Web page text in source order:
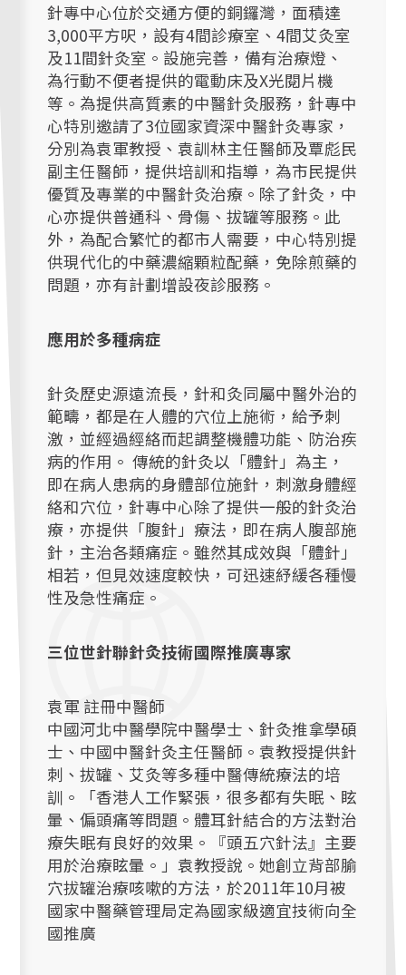
針專中心位於交通方便的銅鑼灣，面積達
3,000平方呎，設有4間診療室、4間艾灸室
及11間針灸室。設施完善，備有治療燈、
為行動不便者提供的電動床及X光閱片機
等。為提供高質素的中醫針灸服務，針專中
心特別邀請了3位國家資深中醫針灸專家，
分別為袁軍教授、袁訓林主任醫師及覃彪民
副主任醫師，提供培訓和指導，為市民提供
優質及專業的中醫針灸治療。除了針灸，中
心亦提供普通科、骨傷、拔罐等服務。此
外，為配合繁忙的都市人需要，中心特別提
供現代化的中藥濃縮顆粒配藥，免除煎藥的
問題，亦有計劃增設夜診服務。
應用於多種病症
針灸歷史源遠流長，針和灸同屬中醫外治的
範疇，都是在人體的穴位上施術，給予刺
激，並經過經絡而起調整機體功能、防治疾
病的作用。 傳統的針灸以「體針」為主，
即在病人患病的身體部位施針，刺激身體經
絡和穴位，針專中心除了提供一般的針灸治
療，亦提供「腹針」療法，即在病人腹部施
針，主治各類痛症。雖然其成效與「體針」
相若，但見效速度較快，可迅速紓緩各種慢
性及急性痛症。
三位世針聯針灸技術國際推廣專家
袁軍 註冊中醫師
中國河北中醫學院中醫學士、針灸推拿學碩
士、中國中醫針灸主任醫師。袁教授提供針
刺、拔罐、艾灸等多種中醫傳統療法的培
訓。「香港人工作緊張，很多都有失眠、眩
暈、偏頭痛等問題。體耳針結合的方法對治
療失眠有良好的效果。『頭五穴針法』主要
用於治療眩暈。」袁教授說。她創立背部腧
穴拔罐治療咳嗽的方法，於2011年10月被
國家中醫藥管理局定為國家級適宜技術向全
國推廣